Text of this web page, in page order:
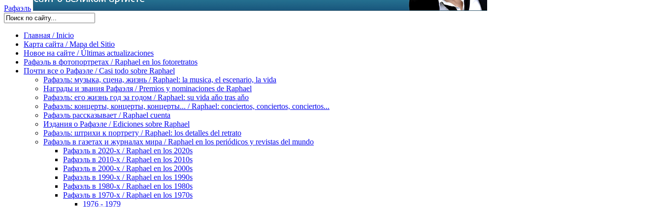
Рафаэль
Главная / Inicio
Карта сайта / Mapa del Sitio
Новое на сайте / Últimas actualizaciones
Рафаэль в фотопортретах / Raphael en los fotoretratos
Почти все о Рафаэле / Casi todo sobre Raphael
Рафаэль: музыка, сцена, жизнь / Raphael: la musica, el escenario, la vida
Награды и звания Рафаэля / Premios y nominaciones de Raphael
Рафаэль: его жизнь год за годом / Raphael: su vida aňo tras aňo
Рафаэль: концерты, концерты, концерты... / Raphael: conciertos, сonciertos, сonciertos...
Рафаэль рассказывает / Raphael cuenta
Издания о Рафаэле / Ediciones sobre Raphael
Рафаэль: штрихи к портрету / Raphael: los detalles del retrato
Рафаэль в газетах и журналах мира / Raphael en los periódicos y revistas del mundo
Рафаэль в 2020-х / Raphael en los 2020s
Рафаэль в 2010-х / Raphael en los 2010s
Рафаэль в 2000-х / Raphael en los 2000s
Рафаэль в 1990-х / Raphael en los 1990s
Рафаэль в 1980-х / Raphael en los 1980s
Рафаэль в 1970-х / Raphael en los 1970s
1976 - 1979